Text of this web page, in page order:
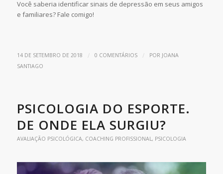
Você saberia identificar sinais de depressão em seus amigos
e familiares? Fale comigo!
14 DE SETEMBRO DE 2018 / 0 COMENTÁRIOS / POR JOANA
SANTIAGO
PSICOLOGIA DO ESPORTE.
DE ONDE ELA SURGIU?
AVALIAÇÃO PSICOLÓGICA, COACHING PROFISSIONAL, PSICOLOGIA